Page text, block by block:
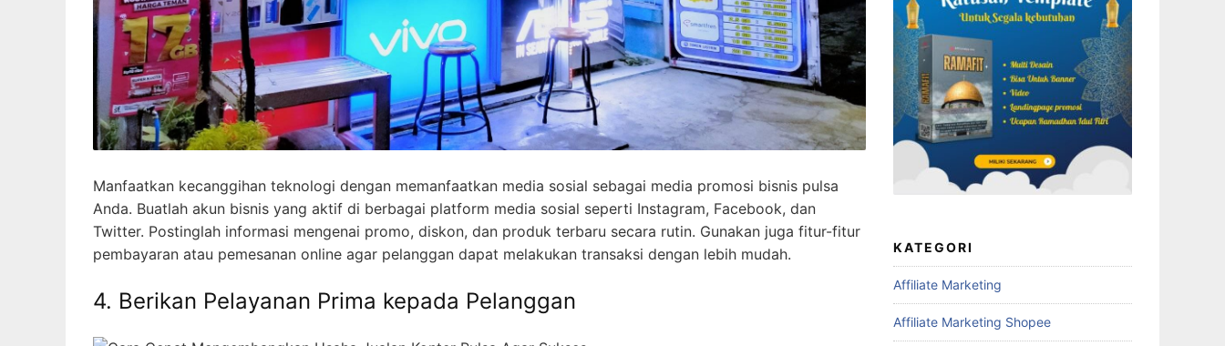
Manfaatkan kecanggihan teknologi dengan memanfaatkan media sosial sebagai media promosi bisnis pulsa
Anda. Buatlah akun bisnis yang aktif di berbagai platform media sosial seperti Instagram, Facebook, dan
Twitter. Postinglah informasi mengenai promo, diskon, dan produk terbaru secara rutin. Gunakan juga fitur-fitur
pembayaran atau pemesanan online agar pelanggan dapat melakukan transaksi dengan lebih mudah.
4. Berikan Pelayanan Prima kepada Pelanggan
KATEGORI
Affiliate Marketing
Affiliate Marketing Shopee